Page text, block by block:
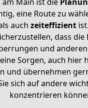
eine Route zu
auch zeiteffizient
dass die
und
Sorgen, auch hier
und übernehmen
sich auf andere
konzentrieren